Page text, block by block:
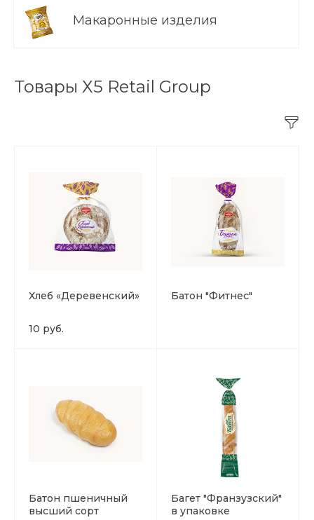
Макаронные изделия
Товары Х5 Retail Group
Хлеб «Деревенский»
10 руб.
Батон "Фитнес"
Батон пшеничный
высший сорт
Багет "Франзузский"
в упаковке